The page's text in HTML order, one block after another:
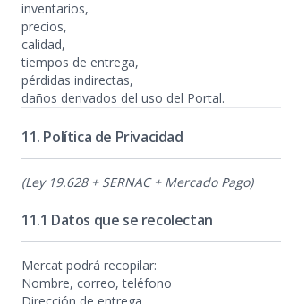
inventarios,
precios,
calidad,
tiempos de entrega,
pérdidas indirectas,
daños derivados del uso del Portal.
11. Política de Privacidad
(Ley 19.628 + SERNAC + Mercado Pago)
11.1 Datos que se recolectan
Mercat podrá recopilar:
Nombre, correo, teléfono